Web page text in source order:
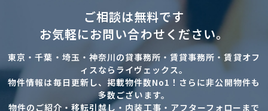
ご相談は無料です
お気軽にお問い合わせください。
東京・千葉・埼玉・神奈川の貸事務所・賃貸事務所・賃貸オフ
ィスならライヴェックス。
物件情報は毎日更新し、掲載物件数No1！さらに非公開物件も
多数ございます。
物件のご紹介・移転引越し・内装工事・アフターフォローまで